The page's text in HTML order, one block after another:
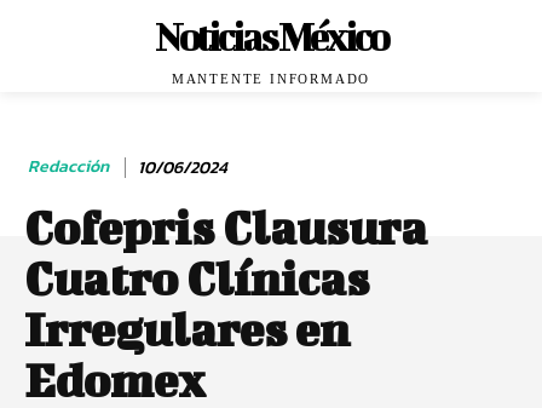
Noticias México
MANTENTE INFORMADO
Redacción 10/06/2024
Cofepris Clausura
Cuatro Clínicas
Irregulares en
Edomex